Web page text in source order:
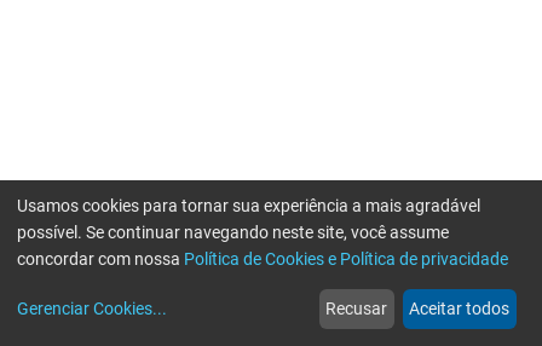
web
Notícias
more_horiz
Mais
Usamos cookies para tornar sua experiência a mais agradável
possível. Se continuar navegando neste site, você assume
concordar com nossa Política de Cookies e Política de privacidade
Gerenciar Cookies... Recusar Aceitar todos
Erro ao enviar informações, por favor tente novamente